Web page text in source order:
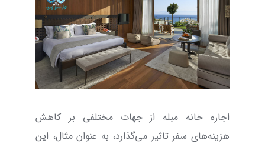
اجاره خانه مبله از جهات مختلفی بر کاهش
هزینه‌های سفر تاثیر می‌گذارد، به عنوان مثال، این